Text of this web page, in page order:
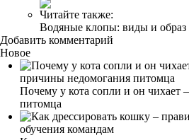
Читайте также:
Водяные клопы: виды и образ
Добавить комментарий
Новое
Почему у кота сопли и он чихает
питомца